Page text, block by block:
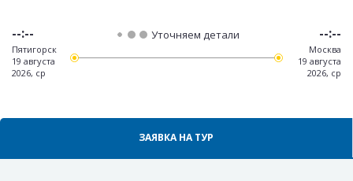
--:--
Пятигорск
19 августа
2026, ср
Уточняем детали --:--
Москва
19 августа
2026, ср
ЗАЯВКА НА ТУР